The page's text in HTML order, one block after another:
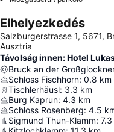
Elhelyezkedés
Salzburgerstrasse 1, 5671,
Ausztria
Távolság innen: Hotel
Bruck an der
Schloss Fischhorn: 0.8 km
Tischlerhäusl: 3.3 km
Burg Kaprun: 4.3 km
Schloss Rosenberg: 4.5
Sigmund Thun-Klamm: 7.3